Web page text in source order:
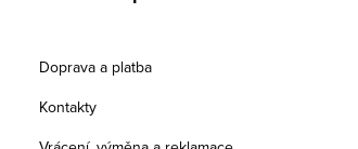
Doprava a platba
Kontakty